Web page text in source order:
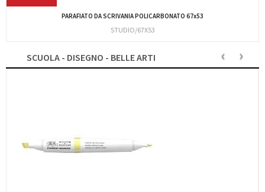
SEDIA DIREZIONALE NERA XCHAIR48
MILANI/XCHAIR48
SCUOLA - DISEGNO - BELLE ARTI ‹ ›